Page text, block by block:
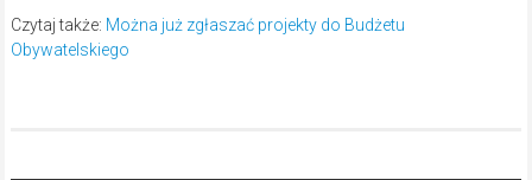
Czytaj także: Można już zgłaszać projekty do Budżetu
Obywatelskiego